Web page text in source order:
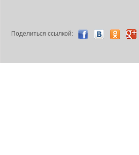
Поделиться ccылкой: